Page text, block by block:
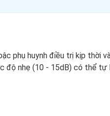
phụ huynh điều trị kịp thời
độ nhẹ (10 - 15dB) có thể tự